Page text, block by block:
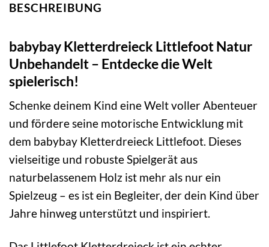
BESCHREIBUNG
babybay Kletterdreieck Littlefoot Natur
Unbehandelt – Entdecke die Welt
spielerisch!
Schenke deinem Kind eine Welt voller Abenteuer
und fördere seine motorische Entwicklung mit
dem babybay Kletterdreieck Littlefoot. Dieses
vielseitige und robuste Spielgerät aus
naturbelassenem Holz ist mehr als nur ein
Spielzeug – es ist ein Begleiter, der dein Kind über
Jahre hinweg unterstützt und inspiriert.